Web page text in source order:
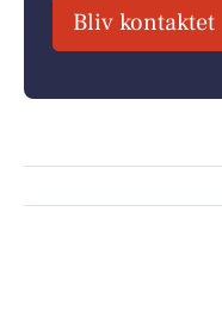
Bliv kontaktet